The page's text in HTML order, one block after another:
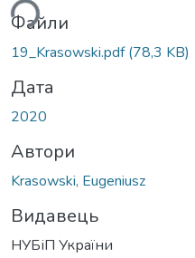
Файли
19_Krasowski.pdf(78,3 KB)
Дата
2020
Автори
Krasowski, Eugeniusz
Видавець
НУБіП України